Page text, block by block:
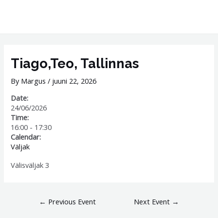
Tiago,Teo, Tallinnas
By Margus/ juuni 22, 2026
Date:
24/06/2026
Time:
16:00 - 17:30
Calendar:
Väljak
Välisväljak 3
← Previous Event Next Event →